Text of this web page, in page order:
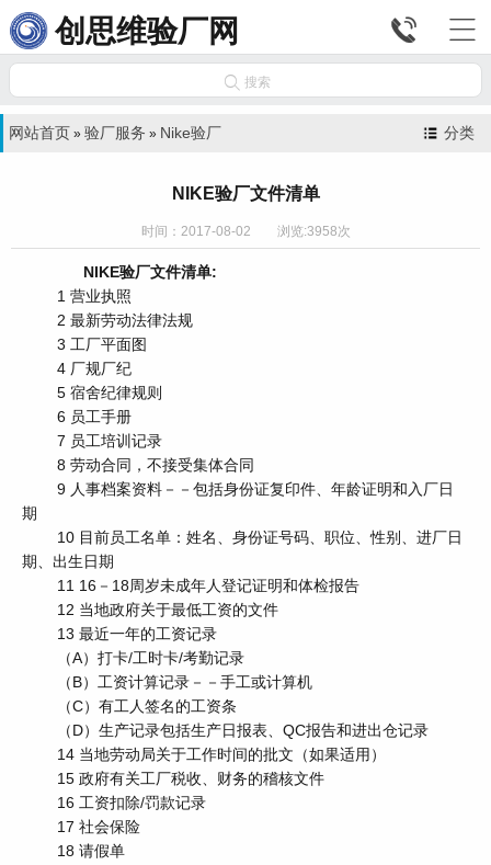
创思维验厂网 

 搜索
分类
网站首页 » 验厂服务 » Nike验厂
NIKE验厂文件清单
时间：2017-08-02 浏览:3958次
NIKE验厂文件清单:
1 营业执照
2 最新劳动法律法规
3 工厂平面图
4 厂规厂纪
5 宿舍纪律规则
6 员工手册
7 员工培训记录
8 劳动合同，不接受集体合同
9 人事档案资料－－包括身份证复印件、年龄证明和入厂日
期
10 目前员工名单：姓名、身份证号码、职位、性别、进厂日
期、出生日期
11 16－18周岁未成年人登记证明和体检报告
12 当地政府关于最低工资的文件
13 最近一年的工资记录
（A）打卡/工时卡/考勤记录
（B）工资计算记录－－手工或计算机
（C）有工人签名的工资条
（D）生产记录包括生产日报表、QC报告和进出仓记录
14 当地劳动局关于工作时间的批文（如果适用）
15 政府有关工厂税收、财务的稽核文件
16 工资扣除/罚款记录
17 社会保险
18 请假单